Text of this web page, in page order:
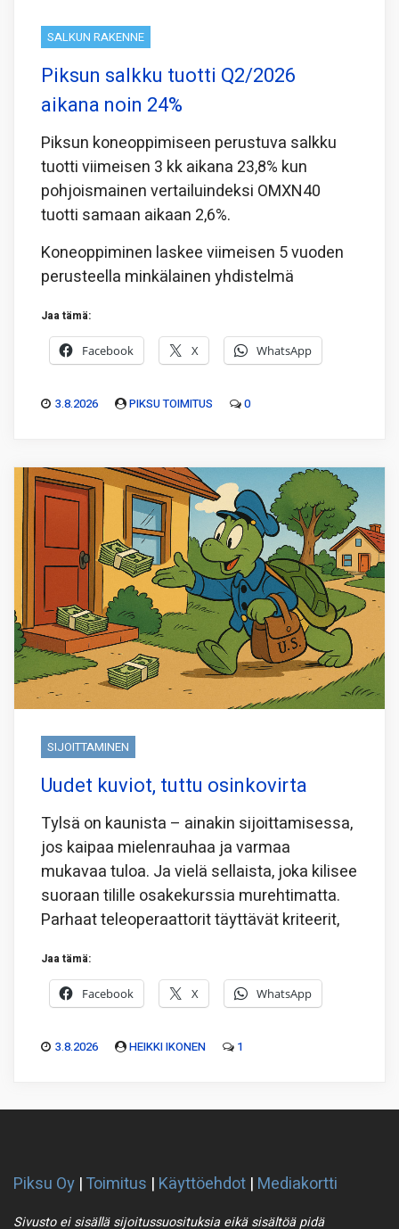
SALKUN RAKENNE
Piksun salkku tuotti Q2/2026
aikana noin 24%
Piksun koneoppimiseen perustuva salkku
tuotti viimeisen 3 kk aikana 23,8% kun
pohjoismainen vertailuindeksi OMXN40
tuotti samaan aikaan 2,6%.
Koneoppiminen laskee viimeisen 5 vuoden
perusteella minkälainen yhdistelmä
Jaa tämä:
Facebook X WhatsApp
3.8.2026 PIKSU TOIMITUS 0
SIJOITTAMINEN
Uudet kuviot, tuttu osinkovirta
Tylsä on kaunista – ainakin sijoittamisessa,
jos kaipaa mielenrauhaa ja varmaa
mukavaa tuloa. Ja vielä sellaista, joka kilisee
suoraan tilille osakekurssia murehtimatta.
Parhaat teleoperaattorit täyttävät kriteerit,
Jaa tämä:
Facebook X WhatsApp
3.8.2026 HEIKKI IKONEN 1
Piksu Oy |Toimitus | Käyttöehdot | Mediakortti
Sivusto ei sisällä sijoitussuosituksia eikä sisältöä pidä